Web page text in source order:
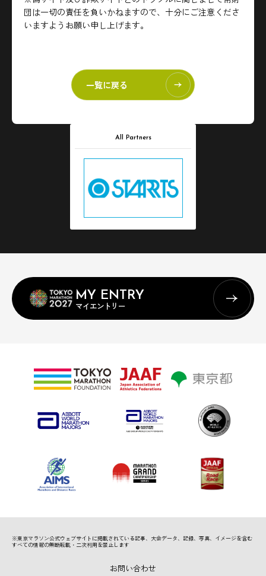
団は一切の責任を負いかねますので、十分にご注意くださ
いますようお願い申し上げます。
一覧に戻る
All Partners
MY ENTRY
マイエントリー
※東京マラソン公式ウェブサイトに掲載されている記事、 大会データ、記録、写真、イメージを含む
すべての情報の無断転載・二次利用を禁止します
お問い合わせ